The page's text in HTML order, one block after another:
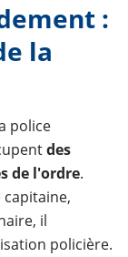
:
la
police
des
de l'ordre.
il
policière.